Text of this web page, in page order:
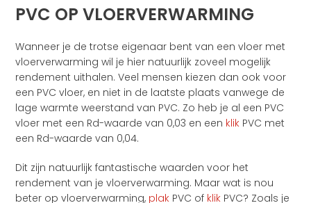
PVC OP VLOERVERWARMING
Wanneer je de trotse eigenaar bent van een vloer met
vloerverwarming wil je hier natuurlijk zoveel mogelijk
rendement uithalen. Veel mensen kiezen dan ook voor
een PVC vloer, en niet in de laatste plaats vanwege de
lage warmte weerstand van PVC. Zo heb je al een PVC
vloer met een Rd-waarde van 0,03 en een klik PVC met
een Rd-waarde van 0,04.
Dit zijn natuurlijk fantastische waarden voor het
rendement van je vloerverwarming. Maar wat is nou
beter op vloerverwarming, plak PVC of klik PVC? Zoals je